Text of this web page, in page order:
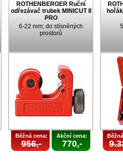
ROTHENBERGER Ruční
odřezávač trubek MINICUT II
PRO
6-22 mm; do stísněných
prostorů
Běžná cena:
956,-
Akční cena:
770,-